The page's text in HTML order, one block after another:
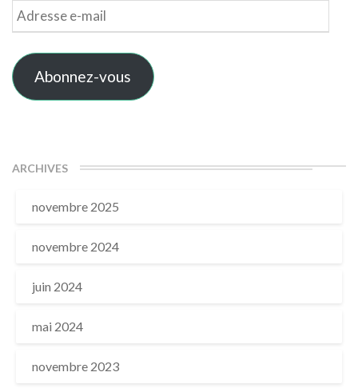
Adresse
e-
mail
Abonnez-vous
ARCHIVES
novembre 2025
novembre 2024
juin 2024
mai 2024
novembre 2023